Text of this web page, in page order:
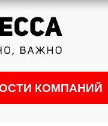
КОМПАНИЙ